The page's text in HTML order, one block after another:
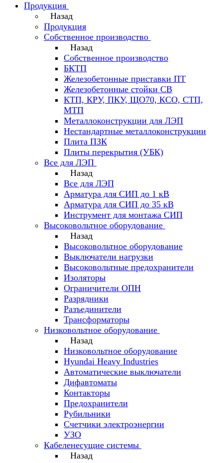
Продукция
Назад
Продукция
Собственное производство
Назад
Собственное производство
БКТП
Железобетонные приставки ПТ
Железобетонные стойки СВ
КТП, КРУ, ПКУ, ЩО70, КСО, СТП,
МТП
Металлоконструкции для ЛЭП
Нестандартные металлоконструкции
Плита ПЗК
Плиты перекрытия (УБК)
Все для ЛЭП
Назад
Все для ЛЭП
Арматура для СИП до 1 кВ
Арматура для СИП до 35 кВ
Инструмент для монтажа СИП
Высоковольтное оборудование
Назад
Высоковольтное оборудование
Выключатели нагрузки
Высоковольтные предохранители
Изоляторы
Ограничители ОПН
Разрядники
Разъединители
Трансформаторы
Низковольтное оборудование
Назад
Низковольтное оборудование
Hyundai Heavy Industries
Автоматические выключатели
Дифавтоматы
Контакторы
Предохранители
Рубильники
Счетчики электроэнергии
УЗО
Кабеленесущие системы
Назад